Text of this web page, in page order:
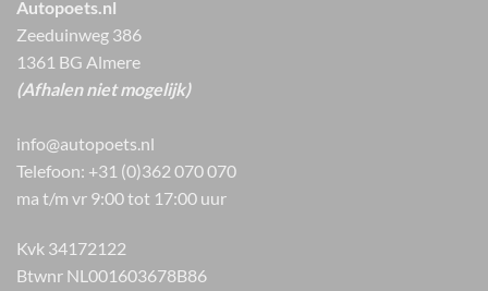
Autopoets.nl
Zeeduinweg 386
1361 BG Almere
(Afhalen niet mogelijk)
info@autopoets.nl
Telefoon: +31 (0)362 070 070
ma t/m vr 9:00 tot 17:00 uur
Kvk 34172122
Btwnr NL001603678B86